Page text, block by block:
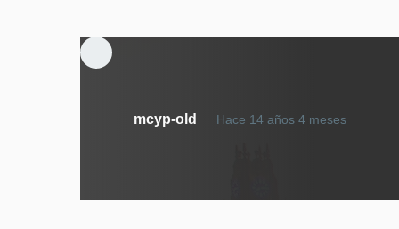
mcyp-old Hace 14 años 4 mesesEn
qué